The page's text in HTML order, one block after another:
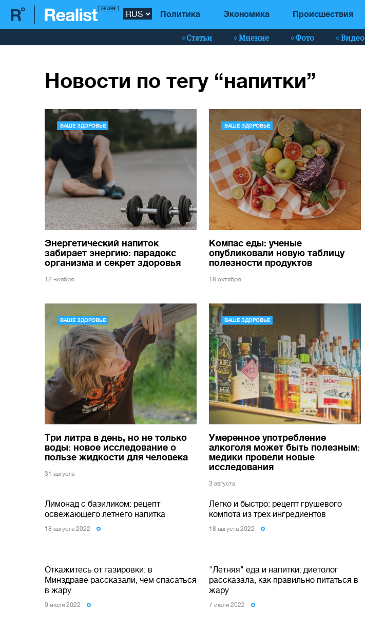
Политика Экономика Происшествия
Статьи Мнение Фото Видео
Новости по тегу “напитки”
ВАШЕ ЗДОРОВЬЕ
Энергетический напиток
забирает энергию: парадокс
организма и секрет здоровья
12 ноября
ВАШЕ ЗДОРОВЬЕ
Компас еды: ученые
опубликовали новую таблицу
полезности продуктов
18 октября
ВАШЕ ЗДОРОВЬЕ
Три литра в день, но не только
воды: новое исследование о
пользе жидкости для человека
31 августа
ВАШЕ ЗДОРОВЬЕ
Умеренное употребление
алкоголя может быть полезным:
медики провели новые
исследования
3 августа
Лимонад с базиликом: рецепт
освежающего летнего напитка
18 августа 2022
Легко и быстро: рецепт грушевого
компота из трех ингредиентов
18 августа 2022
Откажитесь от газировки: в
Минздраве рассказали, чем спасаться
в жару
9 июля 2022
"Летняя" еда и напитки: диетолог
рассказала, как правильно питаться в
жару
7 июля 2022